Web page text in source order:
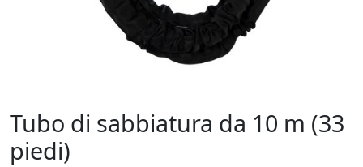
Tubo di sabbiatura da 10 m (33
piedi)